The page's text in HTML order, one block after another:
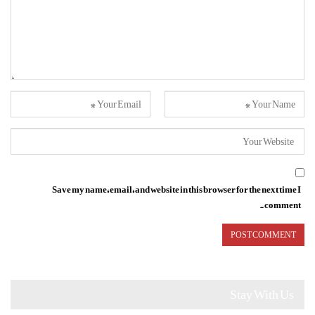
Save my name, email, and website in this browser for the next time I
comment.